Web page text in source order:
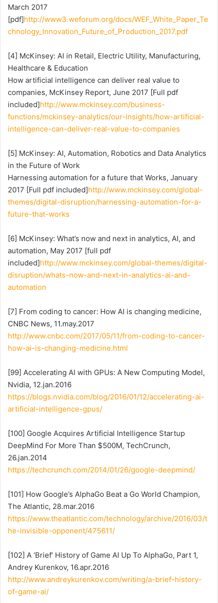
March 2017
[pdf]http://www3.weforum.org/docs/WEF_White_Paper_Te
chnology_Innovation_Future_of_Production_2017.pdf
[4] McKinsey: AI in Retail, Electric Utility, Manufacturing,
Healthcare & Education
How artificial intelligence can deliver real value to
companies, McKinsey Report, June 2017 [Full pdf
included]http://www.mckinsey.com/business-
functions/mckinsey-analytics/our-insights/how-artificial-
intelligence-can-deliver-real-value-to-companies
[5] McKinsey: AI, Automation, Robotics and Data Analytics
in the Future of Work
Harnessing automation for a future that Works, January
2017 [Full pdf included]http://www.mckinsey.com/global-
themes/digital-disruption/harnessing-automation-for-a-
future-that-works
[6] McKinsey: What’s now and next in analytics, AI, and
automation, May 2017 [full pdf
included]http://www.mckinsey.com/global-themes/digital-
disruption/whats-now-and-next-in-analytics-ai-and-
automation
[7] From coding to cancer: How AI is changing medicine,
CNBC News, 11.may.2017
http://www.cnbc.com/2017/05/11/from-coding-to-cancer-
how-ai-is-changing-medicine.html
[99] Accelerating AI with GPUs: A New Computing Model,
Nvidia, 12.jan.2016
https://blogs.nvidia.com/blog/2016/01/12/accelerating-ai-
artificial-intelligence-gpus/
[100] Google Acquires Artificial Intelligence Startup
DeepMind For More Than $500M, TechCrunch,
26.jan.2014
https://techcrunch.com/2014/01/26/google-deepmind/
[101] How Google’s AlphaGo Beat a Go World Champion,
The Atlantic, 28.mar.2016
https://www.theatlantic.com/technology/archive/2016/03/t
he-invisible-opponent/475611/
[102] A ‘Brief’ History of Game AI Up To AlphaGo, Part 1,
Andrey Kurenkov, 16.apr.2016
http://www.andreykurenkov.com/writing/a-brief-history-
of-game-ai/